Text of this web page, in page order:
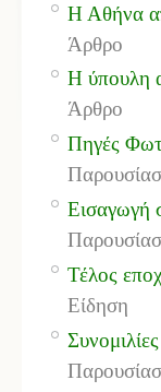
Η Αθήνα
Άρθρο
Η ύπουλη
Άρθρο
Πηγές
Εισαγωγή
Τέλος
Είδηση